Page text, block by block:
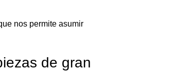
nos permite asumir
de gran